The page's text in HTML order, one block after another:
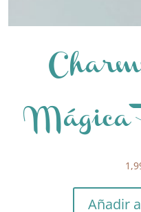
Mágica
Añadir